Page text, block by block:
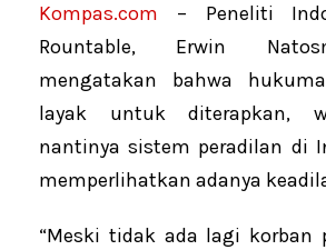
Kompas.com – Peneliti
Rountable, Erwin
mengatakan bahwa
layak untuk diterapkan,
nantinya sistem peradilan di
memperlihatkan adanya
“Meski tidak ada lagi korban